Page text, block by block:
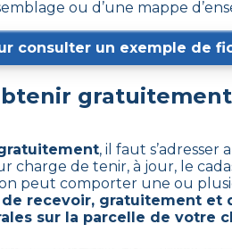
ou d’une mappe
consulter un exemple de
, il faut s’adresser
charge de tenir, à jour, le
peut comporter une ou
recevoir, gratuitement et
sur la parcelle de votre